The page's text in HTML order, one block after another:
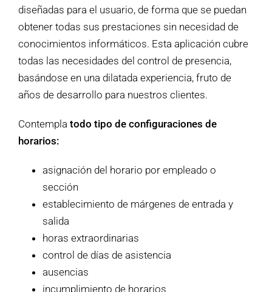
diseñadas para el usuario, de forma que se puedan
obtener todas sus prestaciones sin necesidad de
conocimientos informáticos. Esta aplicación cubre
todas las necesidades del control de presencia,
basándose en una dilatada experiencia, fruto de
años de desarrollo para nuestros clientes.
Contempla todo tipo de configuraciones de
horarios:
asignación del horario por empleado o
sección
establecimiento de márgenes de entrada y
salida
horas extraordinarias
control de días de asistencia
ausencias
incumplimiento de horarios